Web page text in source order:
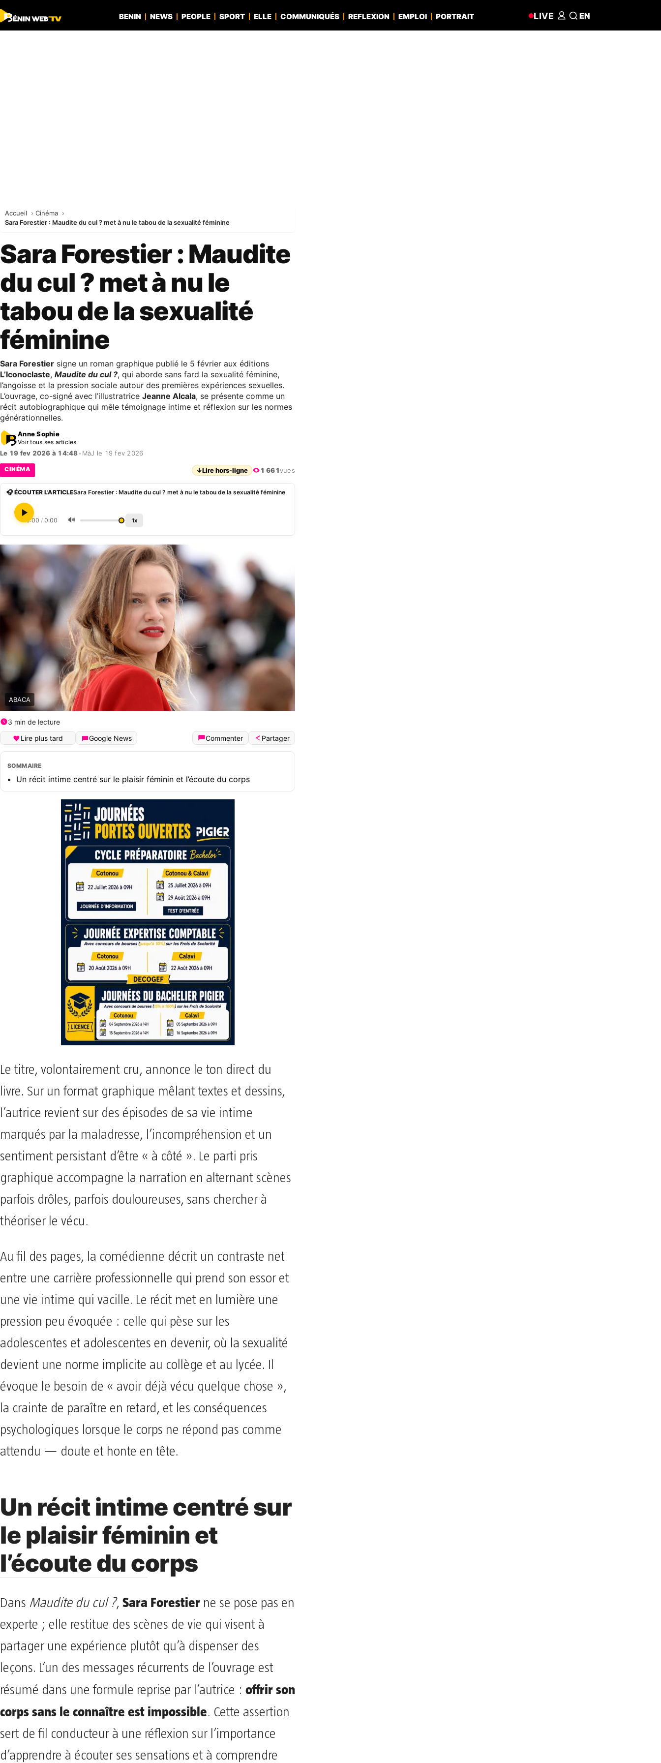
BENIN NEWS PEOPLE SPORT ELLE COMMUNIQUÉS REFLEXION EMPLOI PORTRAIT LIVE EN
Accueil
Cinéma
Sara Forestier : Maudite du cul ? met à nu le tabou de la sexualité féminine
Sara Forestier : Maudite
du cul ? met à nu le
tabou de la sexualité
féminine
Sara Forestier signe un roman graphique publié le 5 février aux éditions
L’Iconoclaste, Maudite du cul ?, qui aborde sans fard la sexualité féminine,
l’angoisse et la pression sociale autour des premières expériences sexuelles.
L’ouvrage, co-signé avec l’illustratrice Jeanne Alcala, se présente comme un
récit autobiographique qui mêle témoignage intime et réflexion sur les normes
générationnelles.
Anne Sophie
Voir tous ses articles
Le 19 fev 2026 à 14:48• MàJ le 19 fev 2026
CINÉMA ↓Lire hors-ligne 1 661vues
🎧 ÉCOUTER L'ARTICLESara Forestier : Maudite du cul ? met à nu le tabou de la sexualité féminine
0:00 / 0:00 🔊 1x
ABACA
3 min de lecture
Lire plus tard
Google News Commenter Partager
SOMMAIRE
Un récit intime centré sur le plaisir féminin et l’écoute du corps
Le titre, volontairement cru, annonce le ton direct du
livre. Sur un format graphique mêlant textes et dessins,
l’autrice revient sur des épisodes de sa vie intime
marqués par la maladresse, l’incompréhension et un
sentiment persistant d’être « à côté ». Le parti pris
graphique accompagne la narration en alternant scènes
parfois drôles, parfois douloureuses, sans chercher à
théoriser le vécu.
Au fil des pages, la comédienne décrit un contraste net
entre une carrière professionnelle qui prend son essor et
une vie intime qui vacille. Le récit met en lumière une
pression peu évoquée : celle qui pèse sur les
adolescentes et adolescentes en devenir, où la sexualité
devient une norme implicite au collège et au lycée. Il
évoque le besoin de « avoir déjà vécu quelque chose »,
la crainte de paraître en retard, et les conséquences
psychologiques lorsque le corps ne répond pas comme
attendu — doute et honte en tête.
Un récit intime centré sur
le plaisir féminin et
l’écoute du corps
Dans Maudite du cul ?, Sara Forestier ne se pose pas en
experte ; elle restitue des scènes de vie qui visent à
partager une expérience plutôt qu’à dispenser des
leçons. L’un des messages récurrents de l’ouvrage est
résumé dans une formule reprise par l’autrice : offrir son
corps sans le connaître est impossible. Cette assertion
sert de fil conducteur à une réflexion sur l’importance
d’apprendre à écouter ses sensations et à comprendre